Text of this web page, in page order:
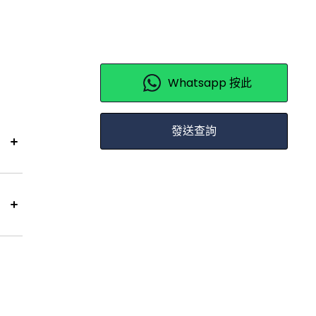
Whatsapp 按此
發送查詢